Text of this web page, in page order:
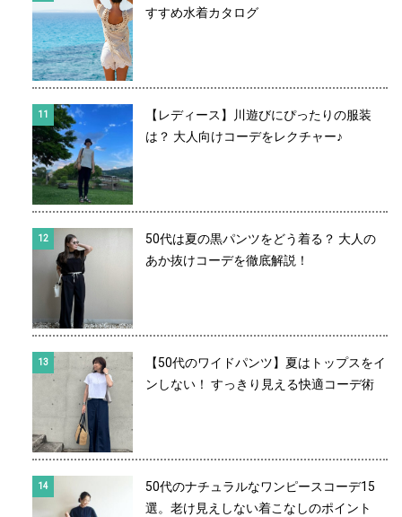
すすめ水着カタログ
【レディース】川遊びにぴったりの服装
は？ 大人向けコーデをレクチャー♪
50代は夏の黒パンツをどう着る？ 大人の
あか抜けコーデを徹底解説！
【50代のワイドパンツ】夏はトップスをイ
ンしない！ すっきり見える快適コーデ術
50代のナチュラルなワンピースコーデ15
選。老け見えしない着こなしのポイント